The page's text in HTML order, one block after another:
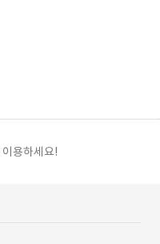
용하세요!